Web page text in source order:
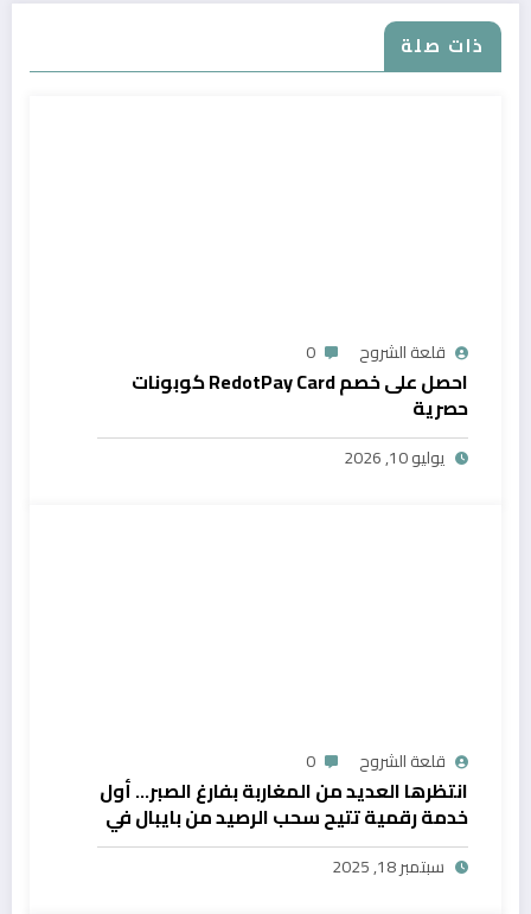
ذات صلة
قلعة الشروح 0
احصل على خصم RedotPay Card كوبونات
حصرية
يوليو 10, 2026
قلعة الشروح 0
انتظرها العديد من المغاربة بفارغ الصبر… أول
خدمة رقمية تتيح سحب الرصيد من بايبال في
المغرب
سبتمبر 18, 2025